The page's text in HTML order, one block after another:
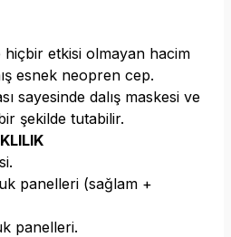
etkisi olmayan hacim
esnek neopren cep.
sayesinde dalış maskesi ve
şekilde tutabilir.
panelleri (sağlam +
panelleri.